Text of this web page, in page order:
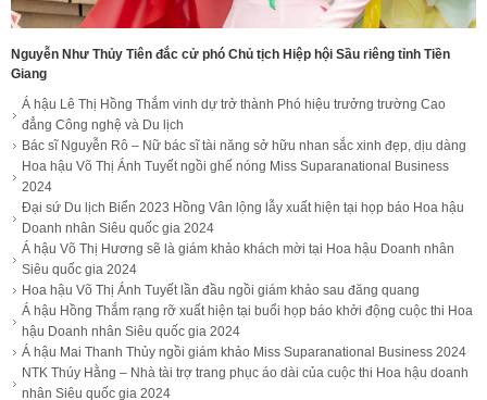
Nguyễn Như Thủy Tiên đắc cử phó Chủ tịch Hiệp hội Sầu riêng tỉnh Tiền
Giang
Á hậu Lê Thị Hồng Thắm vinh dự trở thành Phó hiệu trưởng trường Cao
đẳng Công nghệ và Du lịch
Bác sĩ Nguyễn Rô – Nữ bác sĩ tài năng sở hữu nhan sắc xinh đẹp, dịu dàng
Hoa hậu Võ Thị Ánh Tuyết ngồi ghế nóng Miss Suparanational Business
2024
Đại sứ Du lịch Biển 2023 Hồng Vân lộng lẫy xuất hiện tại họp báo Hoa hậu
Doanh nhân Siêu quốc gia 2024
Á hậu Võ Thị Hương sẽ là giám khảo khách mời tại Hoa hậu Doanh nhân
Siêu quốc gia 2024
Hoa hậu Võ Thị Ánh Tuyết lần đầu ngồi giám khảo sau đăng quang
Á hậu Hồng Thắm rạng rỡ xuất hiện tại buổi họp báo khởi động cuộc thi Hoa
hậu Doanh nhân Siêu quốc gia 2024
Á hậu Mai Thanh Thủy ngồi giám khảo Miss Suparanational Business 2024
NTK Thúy Hằng – Nhà tài trợ trang phục áo dài của cuộc thi Hoa hậu doanh
nhân Siêu quốc gia 2024